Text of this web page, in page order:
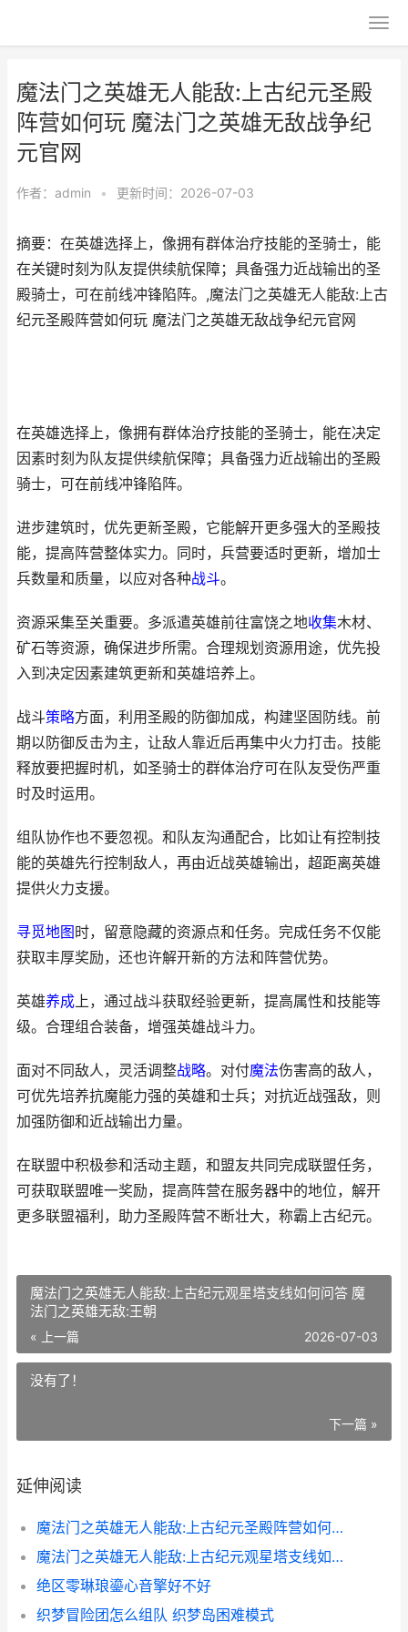
魔法门之英雄无人能敌:上古纪元圣殿
阵营如何玩 魔法门之英雄无敌战争纪
元官网
作者： admin • 更新时间：2026-07-03
摘要：在英雄选择上，像拥有群体治疗技能的圣骑士，能
在关键时刻为队友提供续航保障；具备强力近战输出的圣
殿骑士，可在前线冲锋陷阵。,魔法门之英雄无人能敌:上古
纪元圣殿阵营如何玩 魔法门之英雄无敌战争纪元官网
在英雄选择上，像拥有群体治疗技能的圣骑士，能在决定
因素时刻为队友提供续航保障；具备强力近战输出的圣殿
骑士，可在前线冲锋陷阵。
进步建筑时，优先更新圣殿，它能解开更多强大的圣殿技
能，提高阵营整体实力。同时，兵营要适时更新，增加士
兵数量和质量，以应对各种战斗。
资源采集至关重要。多派遣英雄前往富饶之地收集木材、
矿石等资源，确保进步所需。合理规划资源用途，优先投
入到决定因素建筑更新和英雄培养上。
战斗策略方面，利用圣殿的防御加成，构建坚固防线。前
期以防御反击为主，让敌人靠近后再集中火力打击。技能
释放要把握时机，如圣骑士的群体治疗可在队友受伤严重
时及时运用。
组队协作也不要忽视。和队友沟通配合，比如让有控制技
能的英雄先行控制敌人，再由近战英雄输出，超距离英雄
提供火力支援。
寻觅地图时，留意隐藏的资源点和任务。完成任务不仅能
获取丰厚奖励，还也许解开新的方法和阵营优势。
英雄养成上，通过战斗获取经验更新，提高属性和技能等
级。合理组合装备，增强英雄战斗力。
面对不同敌人，灵活调整战略。对付魔法伤害高的敌人，
可优先培养抗魔能力强的英雄和士兵；对抗近战强敌，则
加强防御和近战输出力量。
在联盟中积极参和活动主题，和盟友共同完成联盟任务，
可获取联盟唯一奖励，提高阵营在服务器中的地位，解开
更多联盟福利，助力圣殿阵营不断壮大，称霸上古纪元。
魔法门之英雄无人能敌:上古纪元观星塔支线如何问答 魔
法门之英雄无敌:王朝
« 上一篇 2026-07-03
没有了！
下一篇 »
延伸阅读
魔法门之英雄无人能敌:上古纪元圣殿阵营如何玩 魔法门之英雄无敌战争纪元官网
魔法门之英雄无人能敌:上古纪元观星塔支线如何问答 魔法门之英雄无敌:王朝
绝区零琳琅鎏心音擎好不好
织梦冒险团怎么组队 织梦岛困难模式